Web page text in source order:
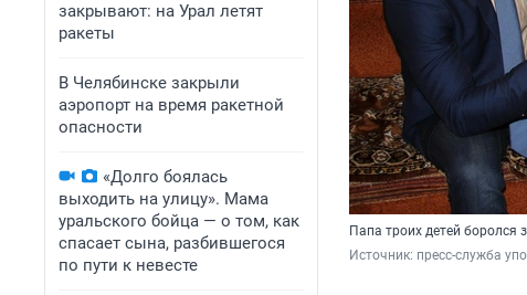
закрывают: на Урал летят
ракеты
В Челябинске закрыли
аэропорт на время ракетной
опасности
«Долго боялась
выходить на улицу». Мама
уральского бойца — о том, как
спасает сына, разбившегося
по пути к невесте
Папа троих детей боролся
Источник: пресс-служба